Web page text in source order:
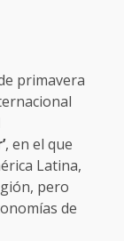
primavera
, en el que
Latina,
pero
de